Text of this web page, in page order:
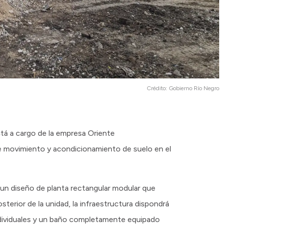
Crédito: Gobierno Río Negro
a cargo de la empresa Oriente
y acondicionamiento de suelo en el
diseño de planta rectangular modular que
de la unidad, la infraestructura dispondrá
y un baño completamente equipado